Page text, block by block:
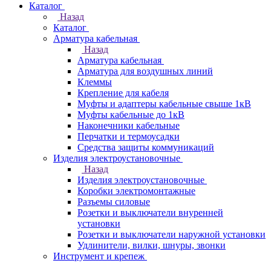
Каталог
Назад
Каталог
Арматура кабельная
Назад
Арматура кабельная
Арматура для воздушных линий
Клеммы
Крепление для кабеля
Муфты и адаптеры кабельные свыше 1кВ
Муфты кабельные до 1кВ
Наконечники кабельные
Перчатки и термоусадки
Средства защиты коммуникаций
Изделия электроустановочные
Назад
Изделия электроустановочные
Коробки электромонтажные
Разъемы силовые
Розетки и выключатели внуренней
установки
Розетки и выключатели наружной установки
Удлинители, вилки, шнуры, звонки
Инструмент и крепеж